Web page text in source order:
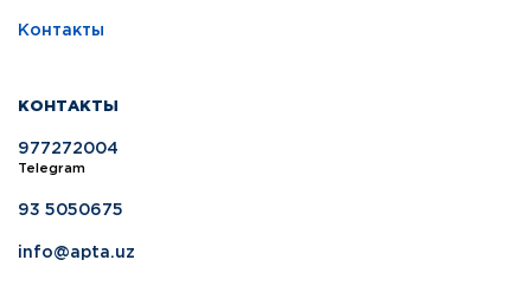
Контакты
КОНТАКТЫ
977272004
Telegram
93 5050675
info@apta.uz